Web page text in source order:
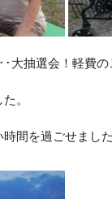
大抽選会！軽費
。
間を過ごせまし